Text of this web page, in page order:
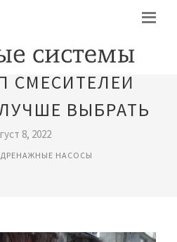
СМЕСИТЕЛЕЙ
ВЫБРАТЬ
8, 2022
ДРЕНАЖНЫЕ НАСОСЫ